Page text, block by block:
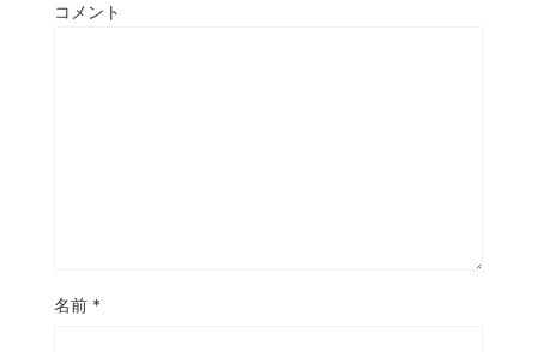
コメント
名前 *